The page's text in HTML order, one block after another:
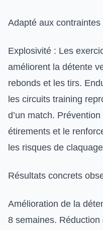
Adapté aux
Explosivité : Les
améliorent la détente
rebonds et les tirs.
les circuits training
d’un match.
étirements et le
les risques de
Résultats concrets
Amélioration de la
8 semaines.